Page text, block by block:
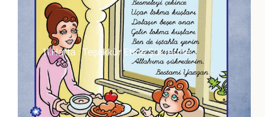
11.Hafta : Teşekkür Etme Şükretme